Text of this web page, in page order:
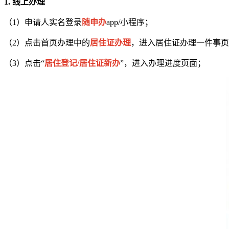
1. 线上办理
（1）申请人实名登录 随申办app/小程序；
（2）点击首页办理中的居住证办理，进入居住证办理一件事
（3）点击“居住登记/居住证新办”，进入办理进度页面；